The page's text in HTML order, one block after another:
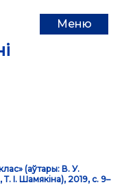
Меню
(аўтары: В. У.
І. Шамякіна), 2019, с. 9–